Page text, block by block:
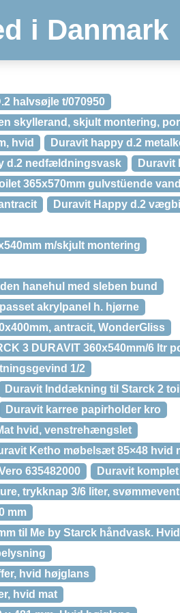
i Danmark
halvsøjle t/070950
skyllerand, skjult montering,
hvid
Duravit happy d.2
d.2 nedfældningsvask
Duravit
365x570mm gulvstüende
Duravit Happy d.2
m/skjult montering
hanehul med sleben bund
akrylpanel h. hjørne
antracit, WonderGliss
3 DURAVIT 360x540mm/6 ltr
1/2
Duravit Inddækning til Starck 2
Duravit karree papirholder kro
hvid, venstrehængslet
Ketho møbelsæt 85×48 hvid
635482000
Duravit
trykknap 3/6 liter,
mm
til Me by Starck håndvask. Hvid
hvid højglans
hvid mat